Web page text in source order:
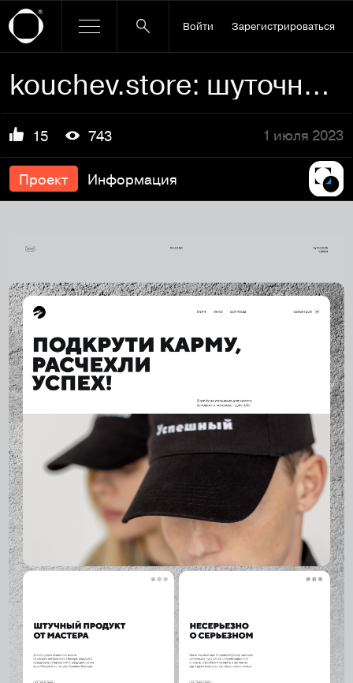
Войти Зарегистрироваться
kouchev.store: шуточно всерьез
15 743 1 июля 2023
Проект Информация